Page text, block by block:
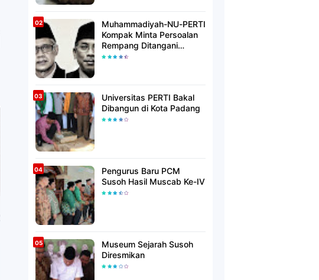
Muhammadiyah-NU-PERTI
Kompak Minta Persoalan
Rempang Ditangani
Secara Humanis
Universitas PERTI Bakal
Dibangun di Kota Padang
Pengurus Baru PCM
Susoh Hasil Muscab Ke-IV
Museum Sejarah Susoh
Diresmikan